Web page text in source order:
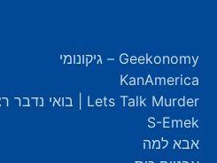
Geekonomy – גיקונומי
KanAmerica
Lets Talk Murder | בואי נדבר רצח
S-Emek
אבא למה